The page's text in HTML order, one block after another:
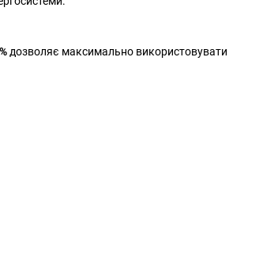
дозволяє максимально використовувати